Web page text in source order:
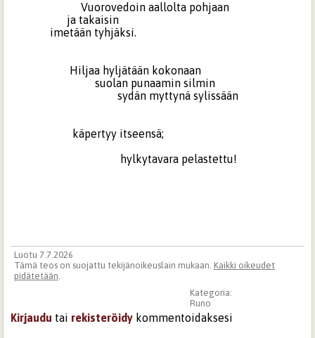
Vuorovedoin aallolta pohjaan
ja takaisin
imetään tyhjäksi.
Hiljaa hyljätään kokonaan
suolan punaamin silmin
sydän myttynä sylissään
käpertyy itseensä;
hylkytavara pelastettu!
Luotu 7.7.2026
Tämä teos on suojattu tekijänoikeuslain mukaan. Kaikki oikeudet
pidätetään.
Kategoria:
Runo
Kirjaudu tai rekisteröidy kommentoidaksesi